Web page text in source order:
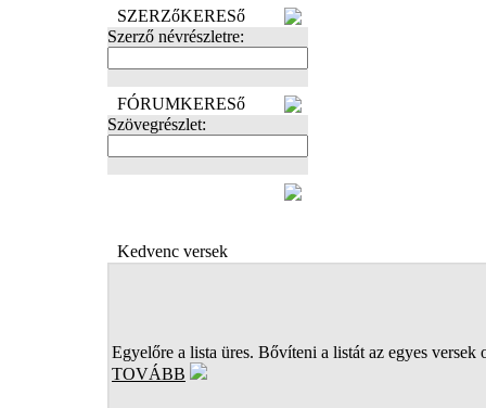
SZERZőKERESő
Szerző névrészletre:
FÓRUMKERESő
Szövegrészlet:
Kedvenc versek
Egyelőre a lista üres. Bővíteni a listát az egyes versek
TOVÁBB